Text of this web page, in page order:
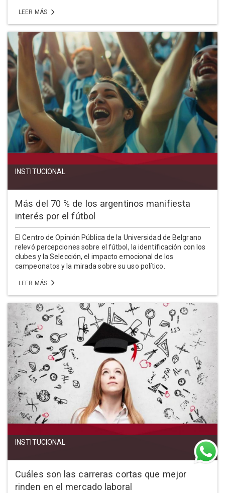
LEER MÁS
INSTITUCIONAL
Más del 70 % de los argentinos manifiesta
interés por el fútbol
El Centro de Opinión Pública de la Universidad de Belgrano
relevó percepciones sobre el fútbol, la identificación con los
clubes y la Selección, el impacto emocional de los
campeonatos y la mirada sobre su uso político.
LEER MÁS
INSTITUCIONAL
Cuáles son las carreras cortas que mejor
rinden en el mercado laboral